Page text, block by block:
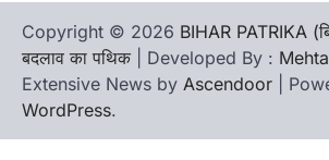
Copyright © 2026 BIHAR PATRIKA
बदलाव का पथिक | Developed By :
Extensive News by Ascendoor |
WordPress.